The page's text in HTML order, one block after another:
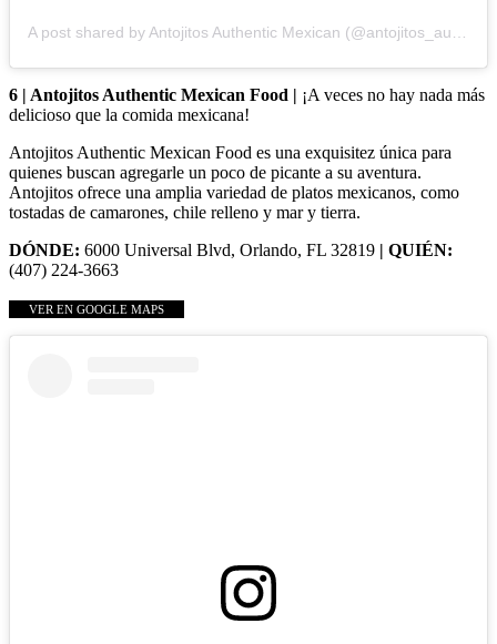
6 | Antojitos Authentic Mexican Food | ¡A veces no hay nada más
delicioso que la comida mexicana!
Antojitos Authentic Mexican Food es una exquisitez única para
quienes buscan agregarle un poco de picante a su aventura.
Antojitos ofrece una amplia variedad de platos mexicanos, como
tostadas de camarones, chile relleno y mar y tierra.
DÓNDE: 6000 Universal Blvd, Orlando, FL 32819 | QUIÉN:
(407) 224-3663
VER EN GOOGLE MAPS